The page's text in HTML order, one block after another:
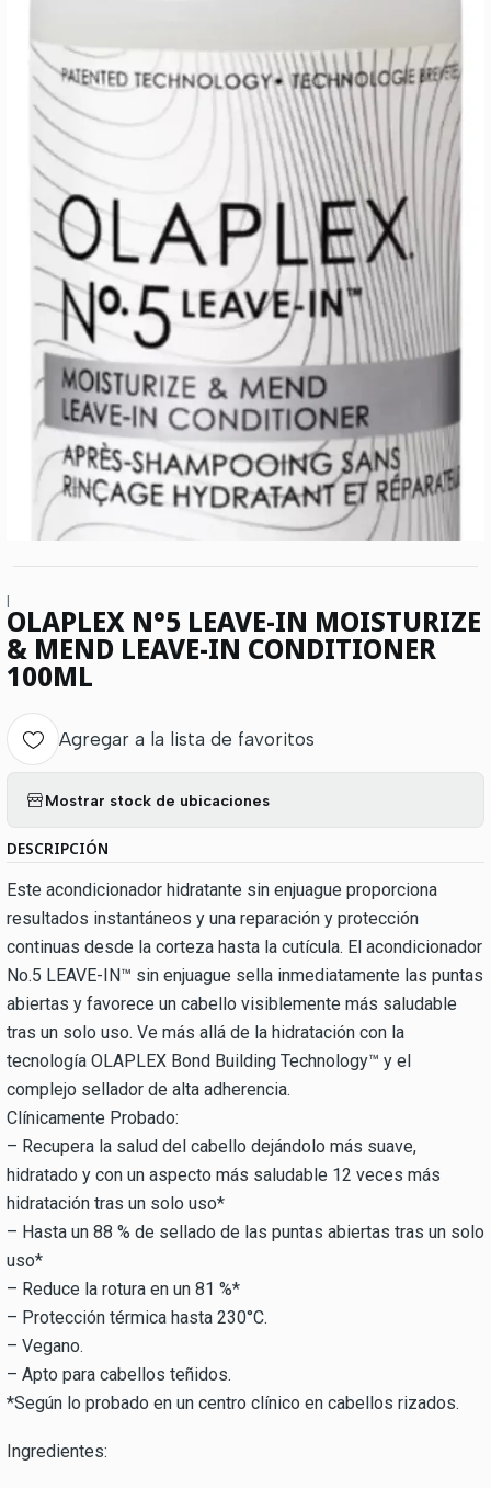
|
OLAPLEX N°5 LEAVE-IN MOISTURIZE
& MEND LEAVE-IN CONDITIONER
100ML
Agregar a la lista de favoritos
Mostrar stock de ubicaciones
DESCRIPCIÓN
Este acondicionador hidratante sin enjuague proporciona
resultados instantáneos y una reparación y protección
continuas desde la corteza hasta la cutícula. El acondicionador
No.5 LEAVE-IN™ sin enjuague sella inmediatamente las puntas
abiertas y favorece un cabello visiblemente más saludable
tras un solo uso. Ve más allá de la hidratación con la
tecnología OLAPLEX Bond Building Technology™ y el
complejo sellador de alta adherencia.
Clínicamente Probado:
– Recupera la salud del cabello dejándolo más suave,
hidratado y con un aspecto más saludable 12 veces más
hidratación tras un solo uso*
– Hasta un 88 % de sellado de las puntas abiertas tras un solo
uso*
– Reduce la rotura en un 81 %*
– Protección térmica hasta 230°C.
– Vegano.
– Apto para cabellos teñidos.
*Según lo probado en un centro clínico en cabellos rizados.
Ingredientes: